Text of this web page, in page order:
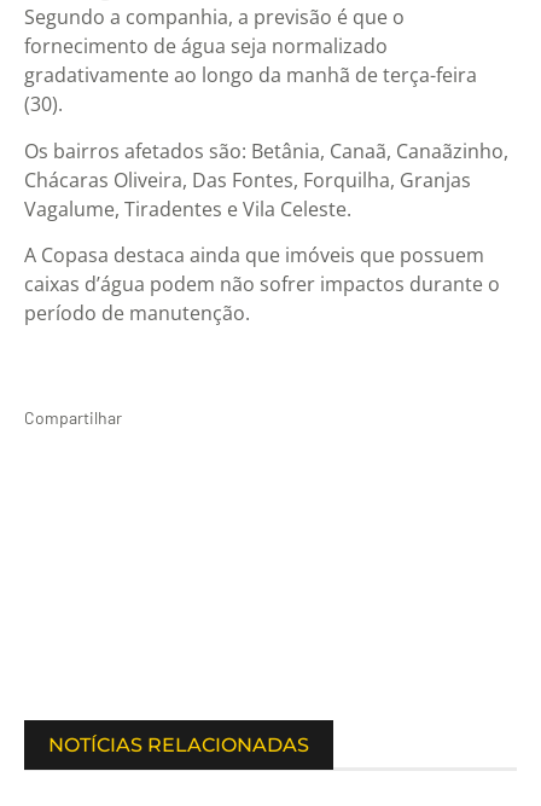
Segundo a companhia, a previsão é que o
fornecimento de água seja normalizado
gradativamente ao longo da manhã de terça-feira
(30).
Os bairros afetados são: Betânia, Canaã, Canaãzinho,
Chácaras Oliveira, Das Fontes, Forquilha, Granjas
Vagalume, Tiradentes e Vila Celeste.
A Copasa destaca ainda que imóveis que possuem
caixas d’água podem não sofrer impactos durante o
período de manutenção.
Compartilhar
NOTÍCIAS RELACIONADAS